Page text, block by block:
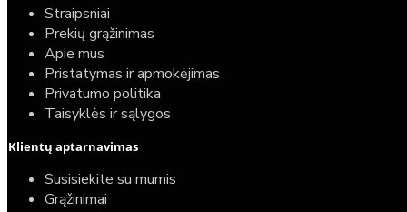
Elektrinio gyvatuko paruošimo paslauga
40,00€
25,00€
Straipsniai
Prekių grąžinimas
Apie mus
Pristatymas ir apmokėjimas
Privatumo politika
Taisyklės ir sąlygos
Klientų aptarnavimas
Susisiekite su mumis
Grąžinimai